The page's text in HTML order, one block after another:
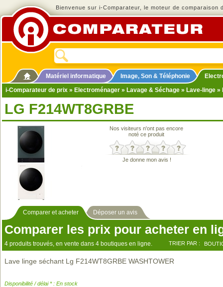
Bienvenue sur i-Comparateur, le moteur de comparaison
Matériel informatique Image, Son & Téléphonie
i-Comparateur de prix » Electroménager » Lavage & Séchage » Lave-linge »
LG F214WT8GRBE
Nos visiteurs n'ont pas encore
noté ce produit
Je donne mon avis !
Comparer et acheter Déposer un avis
Comparer les prix pour acheter en
4 produits trouvés, en vente dans 4 boutiques en ligne. TRIER PAR :
Lave linge séchant Lg F214WT8GRBE WASHTOWER
Disponibilité / délai * : En stock